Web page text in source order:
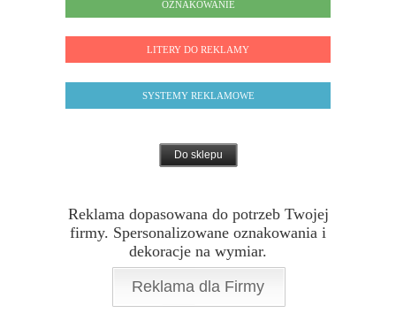
OZNAKOWANIE
LITERY DO REKLAMY
SYSTEMY REKLAMOWE
Do sklepu
Reklama dopasowana do potrzeb Twojej
firmy. Spersonalizowane oznakowania i
dekoracje na wymiar.
Reklama dla Firmy